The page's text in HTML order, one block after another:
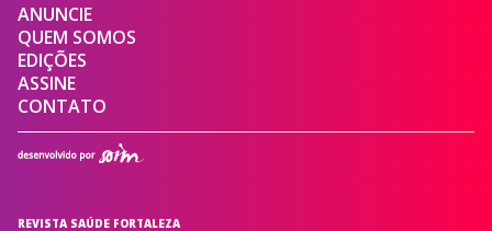
ANUNCIE
QUEM SOMOS
EDIÇÕES
ASSINE
CONTATO
REVISTA SAÚDE FORTALEZA